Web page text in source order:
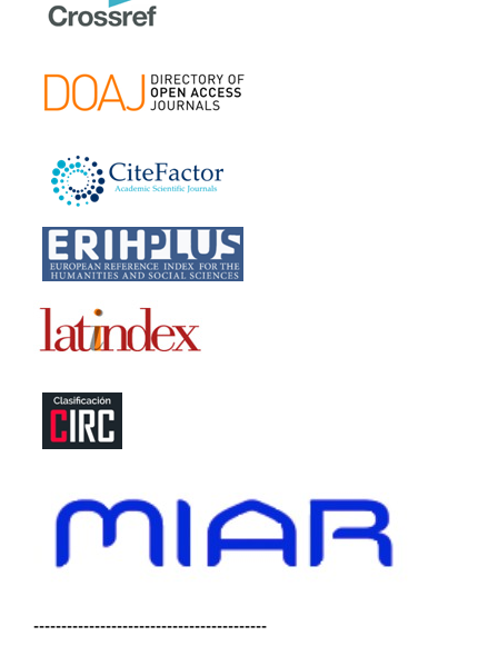
------------------------------------------